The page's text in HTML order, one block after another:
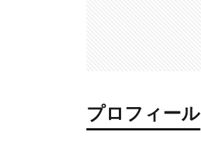
プロフィール